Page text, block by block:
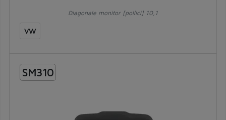
Diagonale monitor [pollici] 10,1
VW
SM310